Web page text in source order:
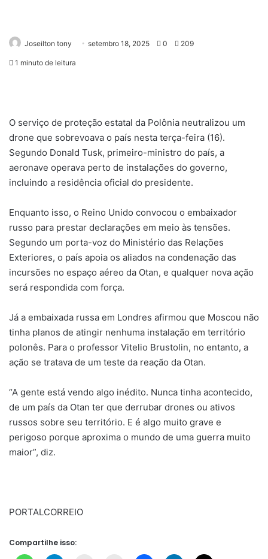
Joseilton tony setembro 18, 2025 0 209
1 minuto de leitura
O serviço de proteção estatal da Polônia neutralizou um
drone que sobrevoava o país nesta terça-feira (16).
Segundo Donald Tusk, primeiro-ministro do país, a
aeronave operava perto de instalações do governo,
incluindo a residência oficial do presidente.
Enquanto isso, o Reino Unido convocou o embaixador
russo para prestar declarações em meio às tensões.
Segundo um porta-voz do Ministério das Relações
Exteriores, o país apoia os aliados na condenação das
incursões no espaço aéreo da Otan, e qualquer nova ação
será respondida com força.
Já a embaixada russa em Londres afirmou que Moscou não
tinha planos de atingir nenhuma instalação em território
polonês. Para o professor Vitelio Brustolin, no entanto, a
ação se tratava de um teste da reação da Otan.
“A gente está vendo algo inédito. Nunca tinha acontecido,
de um país da Otan ter que derrubar drones ou ativos
russos sobre seu território. E é algo muito grave e
perigoso porque aproxima o mundo de uma guerra muito
maior”, diz.
PORTALCORREIO
Compartilhe isso: